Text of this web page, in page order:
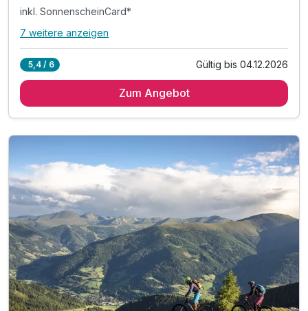
inkl. SonnenscheinCard*
Alle Inklusivleistungen
2 x reichhaltiges Frühstück vom Buffet
inkl. Nutzung des Fitnessraumes
inkl. Informationen & Ausflugstipps der Region
inkl. W-LAN Nutzung & Parkplatz vor dem Hotel
Tipp: Wandertrails
Tipp: Fahrradtrails
Tipp: Baden im Millstätter See
7 weitere anzeigen
5,4 / 6 Gültig bis 04.12.2026
Zum Angebot